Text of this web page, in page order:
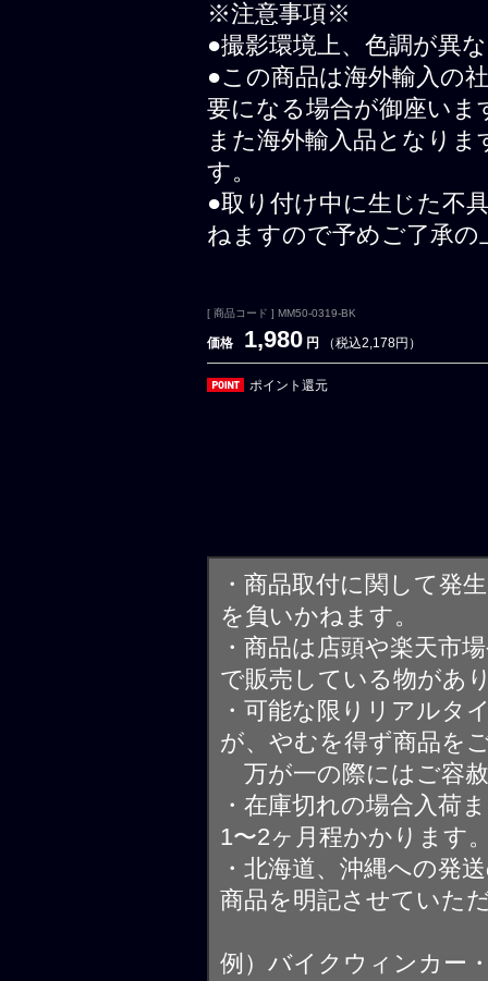
※注意事項※
●撮影環境上、色調が異
●この商品は海外輸入の
要になる場合が御座いま
また海外輸入品となり
す。
●取り付け中に生じた不
ねますので予めご了承
[ 商品コード ] MM50-0319-BK
価格 1,980 円 （税込2,178円）
ポイント還元
・商品取付に関して発
を負いかねます。
・商品は店頭や楽天市
で販売している物があ
・可能な限りリアルタ
が、やむを得ず商品を
万が一の際にはご容
・在庫切れの場合入荷
1〜2ヶ月程かかります
・北海道、沖縄への発
商品を明記させていた
例）バイクウィンカー